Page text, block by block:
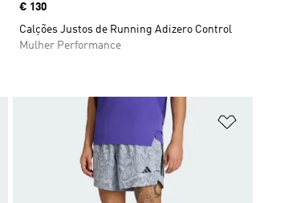
Price
€ 130
Calções Justos de Running Adizero Control
Mulher Performance
Adicionar à Lista de Desejos